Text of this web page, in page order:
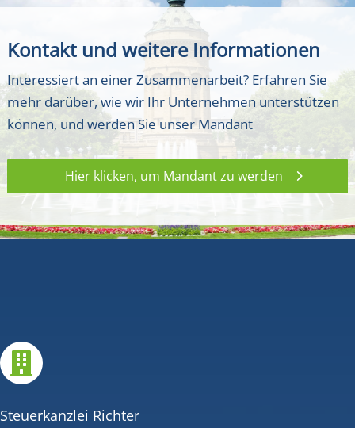
Kontakt und weitere Informationen
Interessiert an einer Zusammenarbeit? Erfahren Sie
mehr darüber, wie wir Ihr Unternehmen unterstützen
können, und werden Sie unser Mandant
Hier klicken, um Mandant zu werden

Steuerkanzlei Richter